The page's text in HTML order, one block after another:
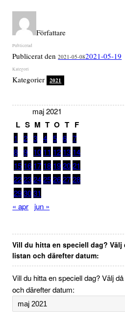
Författare
Publicerat den2021-05-082021-05-19
Kategorier 2021
maj 2021
L S M T O T F
1 2 3 4 5 6 7
8 9 10 11 12 13 14
15 16 17 18 19 20 21
22 23 24 25 26 27 28
29 30 31
« apr
jun »
Vill du hitta en speciell dag? Välj
listan och därefter datum:
Vill du hitta en speciell dag? Välj
och därefter datum: